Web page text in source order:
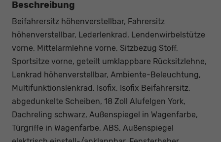
Beschreibung
Beifahrersitz höhenverstellbar, Fahrersitz
höhenverstellbar, Lederlenkrad, Lendenwirbelstütze
vorne, Mittelarmlehne vorne, Sitzbezug Stoff,
Sportsitze vorne, geteilt umklappbare Rücksitzlehne,
Lenkrad höhenverstellbar, Ambiente-Beleuchtung,
Multifunktionslenkrad, Isofix, Isofix Beifahrersitz,
abgedunkelte Scheiben, 18 Zoll Alufelgen York,
Dachreling schwarz, Außenspiegel in Wagenfarbe,
Türgriffe in Wagenfarbe, ABS, Außenspiegel